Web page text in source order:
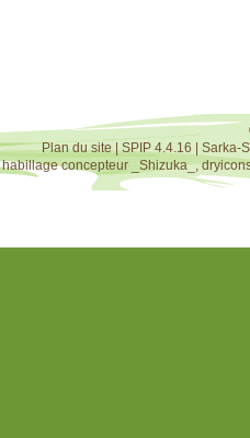
Plan du site|SPIP 4.4.16
Sarka-
habillage concepteur
_Shizuka_,